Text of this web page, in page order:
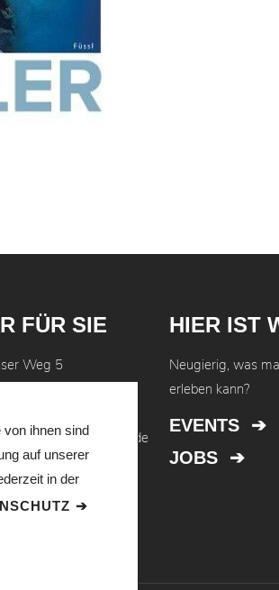
ihnen sind
auf unserer
in der
FÜR SIE
Weg 5
HIER IST
Neugierig, was
erleben kann?
EVENTS
JOBS